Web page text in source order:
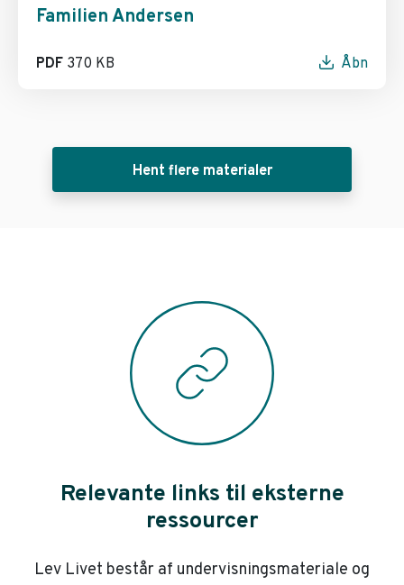
Familien Andersen
PDF 370 KB Åbn
Hent flere materialer
Relevante links til eksterne
ressourcer
Lev Livet består af undervisningsmateriale og